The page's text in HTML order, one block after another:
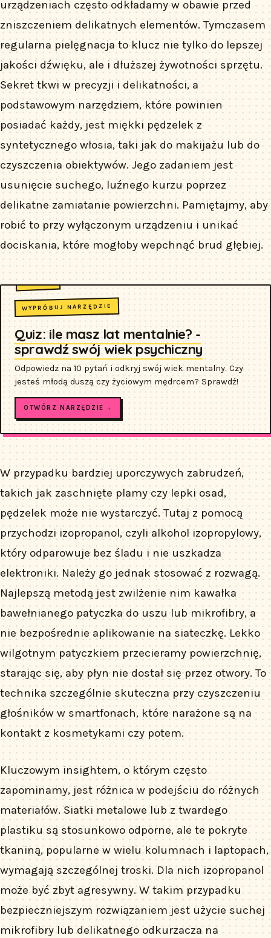
urządzeniach często odkładamy w obawie przed
zniszczeniem delikatnych elementów. Tymczasem
regularna pielęgnacja to klucz nie tylko do lepszej
jakości dźwięku, ale i dłuższej żywotności sprzętu.
Sekret tkwi w precyzji i delikatności, a
podstawowym narzędziem, które powinien
posiadać każdy, jest miękki pędzelek z
syntetycznego włosia, taki jak do makijażu lub do
czyszczenia obiektywów. Jego zadaniem jest
usunięcie suchego, luźnego kurzu poprzez
delikatne zamiatanie powierzchni. Pamiętajmy, aby
robić to przy wyłączonym urządzeniu i unikać
dociskania, które mogłoby wepchnąć brud głębiej.
WYPRÓBUJ NARZĘDZIE
Quiz: ile masz lat mentalnie? -
sprawdź swój wiek psychiczny
Odpowiedz na 10 pytań i odkryj swój wiek mentalny. Czy
jesteś młodą duszą czy życiowym mędrcem? Sprawdź!
OTWÓRZ NARZĘDZIE →
W przypadku bardziej uporczywych zabrudzeń,
takich jak zaschnięte plamy czy lepki osad,
pędzelek może nie wystarczyć. Tutaj z pomocą
przychodzi izopropanol, czyli alkohol izopropylowy,
który odparowuje bez śladu i nie uszkadza
elektroniki. Należy go jednak stosować z rozwagą.
Najlepszą metodą jest zwilżenie nim kawałka
bawełnianego patyczka do uszu lub mikrofibry, a
nie bezpośrednie aplikowanie na siateczkę. Lekko
wilgotnym patyczkiem przecieramy powierzchnię,
starając się, aby płyn nie dostał się przez otwory. To
technika szczególnie skuteczna przy czyszczeniu
głośników w smartfonach, które narażone są na
kontakt z kosmetykami czy potem.
Kluczowym insightem, o którym często
zapominamy, jest różnica w podejściu do różnych
materiałów. Siatki metalowe lub z twardego
plastiku są stosunkowo odporne, ale te pokryte
tkaniną, popularne w wielu kolumnach i laptopach,
wymagają szczególnej troski. Dla nich izopropanol
może być zbyt agresywny. W takim przypadku
bezpieczniejszym rozwiązaniem jest użycie suchej
mikrofibry lub delikatnego odkurzacza na